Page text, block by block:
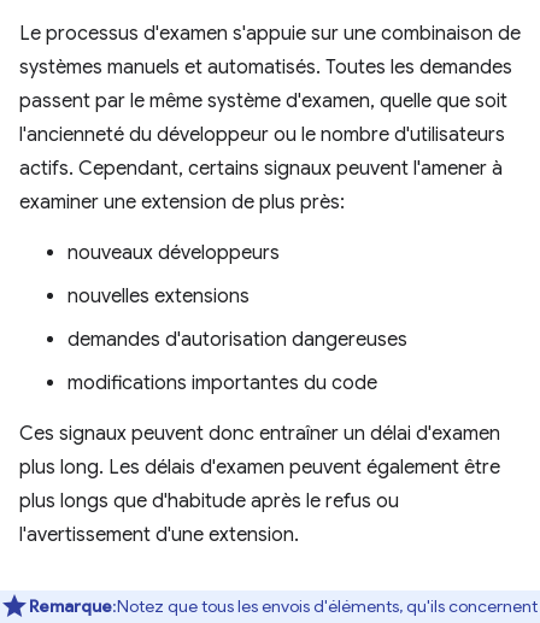
Le processus d'examen s'appuie sur une combinaison de
systèmes manuels et automatisés. Toutes les demandes
passent par le même système d'examen, quelle que soit
l'ancienneté du développeur ou le nombre d'utilisateurs
actifs. Cependant, certains signaux peuvent l'amener à
examiner une extension de plus près:
nouveaux développeurs
nouvelles extensions
demandes d'autorisation dangereuses
modifications importantes du code
Ces signaux peuvent donc entraîner un délai d'examen
plus long. Les délais d'examen peuvent également être
plus longs que d'habitude après le refus ou
l'avertissement d'une extension.
Remarque:Notez que tous les envois d'éléments, qu'ils concernent